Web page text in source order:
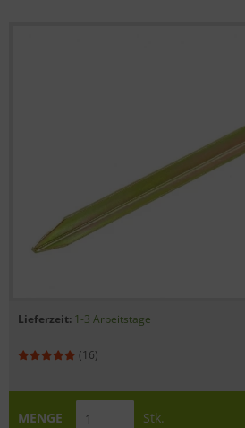
Lieferzeit: 1-3 Arbeitstage
(16)
MENGE Stk.